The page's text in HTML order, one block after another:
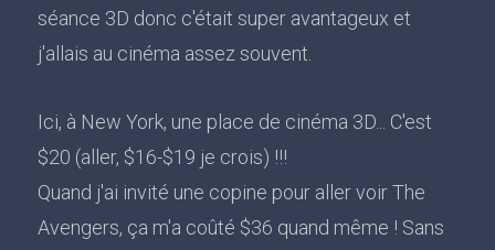
séance 3D donc c'était super avantageux et
j'allais au cinéma assez souvent.
Ici, à New York, une place de cinéma 3D... C'est
$20 (aller, $16-$19 je crois) !!!
Quand j'ai invité une copine pour aller voir The
Avengers, ça m'a coûté $36 quand même ! Sans